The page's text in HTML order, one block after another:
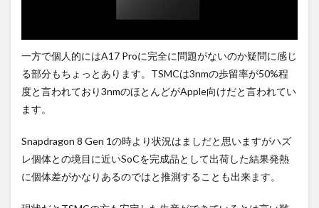
一方で個人的にはA17 Proに完全に問題がないのか疑問に感じ
る部分もちょっとあります。TSMCは3nmの歩留率が50%程
度と言われており3nmのほとんどがApple向けだと言われてい
ます。
Snapdragon 8 Gen 1の時より状況はましだと思いますがハズ
レ個体との境目に近いSoCを完成品として出荷した結果発熱
に個体差がかなりあるのではと推測することも出来ます。